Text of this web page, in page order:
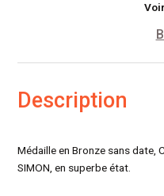
Description
Médaille en Bronze sans date,
SIMON, en superbe état.